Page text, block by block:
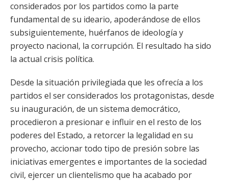
considerados por los partidos como la parte
fundamental de su ideario, apoderándose de ellos
subsiguientemente, huérfanos de ideología y
proyecto nacional, la corrupción. El resultado ha sido
la actual crisis política.
Desde la situación privilegiada que les ofrecía a los
partidos el ser considerados los protagonistas, desde
su inauguración, de un sistema democrático,
procedieron a presionar e influir en el resto de los
poderes del Estado, a retorcer la legalidad en su
provecho, accionar todo tipo de presión sobre las
iniciativas emergentes e importantes de la sociedad
civil, ejercer un clientelismo que ha acabado por